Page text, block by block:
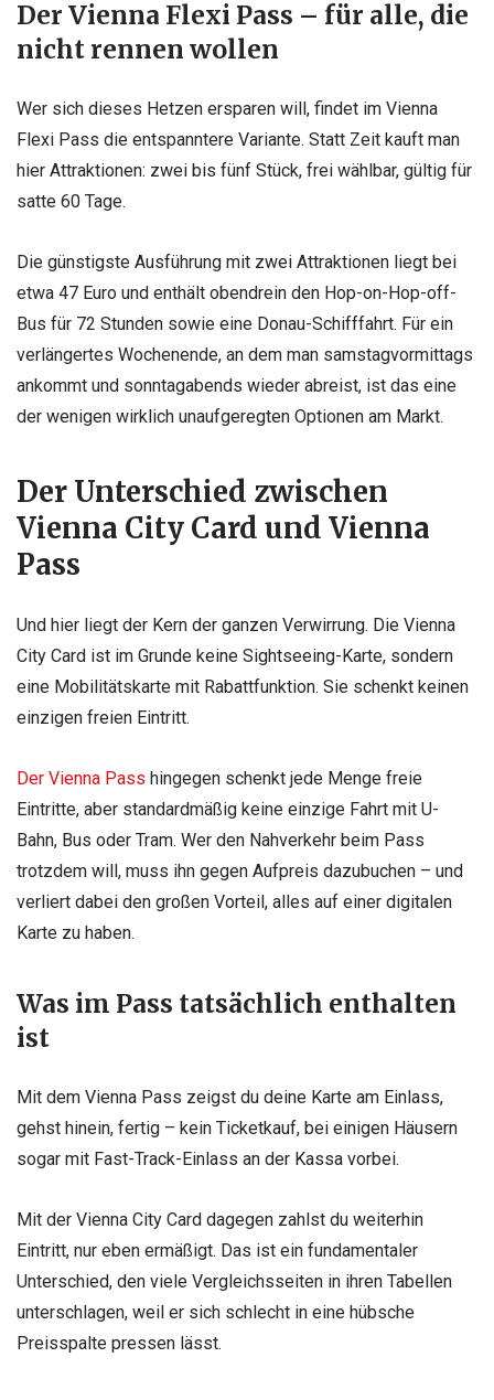
Der Vienna Flexi Pass – für alle, die
nicht rennen wollen
Wer sich dieses Hetzen ersparen will, findet im Vienna
Flexi Pass die entspanntere Variante. Statt Zeit kauft man
hier Attraktionen: zwei bis fünf Stück, frei wählbar, gültig für
satte 60 Tage.
Die günstigste Ausführung mit zwei Attraktionen liegt bei
etwa 47 Euro und enthält obendrein den Hop-on-Hop-off-
Bus für 72 Stunden sowie eine Donau-Schifffahrt. Für ein
verlängertes Wochenende, an dem man samstagvormittags
ankommt und sonntagabends wieder abreist, ist das eine
der wenigen wirklich unaufgeregten Optionen am Markt.
Der Unterschied zwischen
Vienna City Card und Vienna
Pass
Und hier liegt der Kern der ganzen Verwirrung. Die Vienna
City Card ist im Grunde keine Sightseeing-Karte, sondern
eine Mobilitätskarte mit Rabattfunktion. Sie schenkt keinen
einzigen freien Eintritt.
Der Vienna Pass hingegen schenkt jede Menge freie
Eintritte, aber standardmäßig keine einzige Fahrt mit U-
Bahn, Bus oder Tram. Wer den Nahverkehr beim Pass
trotzdem will, muss ihn gegen Aufpreis dazubuchen – und
verliert dabei den großen Vorteil, alles auf einer digitalen
Karte zu haben.
Was im Pass tatsächlich enthalten
ist
Mit dem Vienna Pass zeigst du deine Karte am Einlass,
gehst hinein, fertig – kein Ticketkauf, bei einigen Häusern
sogar mit Fast-Track-Einlass an der Kassa vorbei.
Mit der Vienna City Card dagegen zahlst du weiterhin
Eintritt, nur eben ermäßigt. Das ist ein fundamentaler
Unterschied, den viele Vergleichsseiten in ihren Tabellen
unterschlagen, weil er sich schlecht in eine hübsche
Preisspalte pressen lässt.